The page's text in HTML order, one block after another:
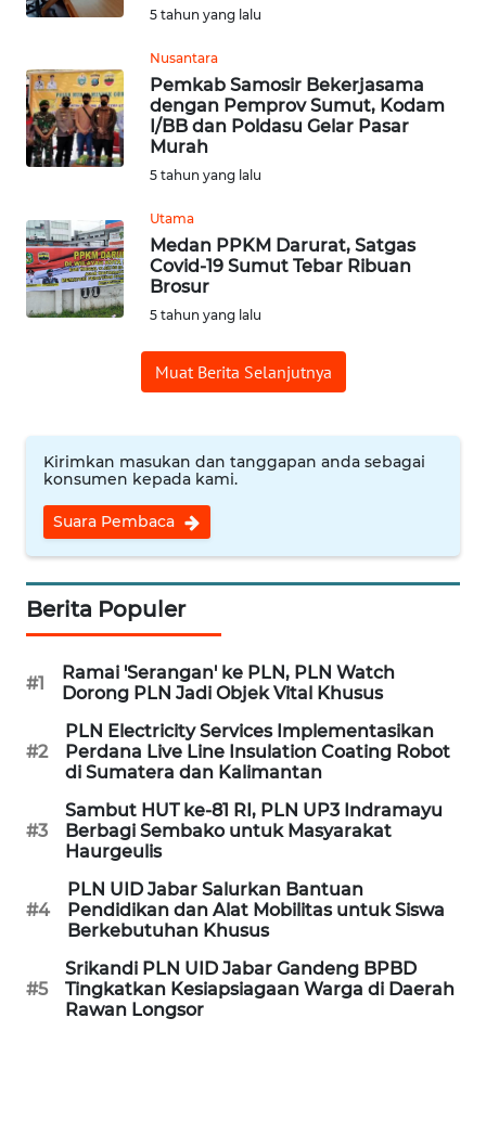
5 tahun yang lalu
Nusantara
Pemkab Samosir Bekerjasama
dengan Pemprov Sumut, Kodam
I/BB dan Poldasu Gelar Pasar
Murah
5 tahun yang lalu
Utama
Medan PPKM Darurat, Satgas
Covid-19 Sumut Tebar Ribuan
Brosur
5 tahun yang lalu
Muat Berita Selanjutnya
Kirimkan masukan dan tanggapan anda sebagai
konsumen kepada kami.
Suara Pembaca
Berita Populer
#1
Ramai 'Serangan' ke PLN, PLN Watch
Dorong PLN Jadi Objek Vital Khusus
#2
PLN Electricity Services Implementasikan
Perdana Live Line Insulation Coating Robot
di Sumatera dan Kalimantan
#3
Sambut HUT ke-81 RI, PLN UP3 Indramayu
Berbagi Sembako untuk Masyarakat
Haurgeulis
#4
PLN UID Jabar Salurkan Bantuan
Pendidikan dan Alat Mobilitas untuk Siswa
Berkebutuhan Khusus
#5
Srikandi PLN UID Jabar Gandeng BPBD
Tingkatkan Kesiapsiagaan Warga di Daerah
Rawan Longsor
TANGERANG
WN
BINJAI
CIREBON
WN
INDRAMAYU
MAJALENGKA
WN
WN
SUKABUMI
WN
WN
TIMUR
SEMARANG
SOLO